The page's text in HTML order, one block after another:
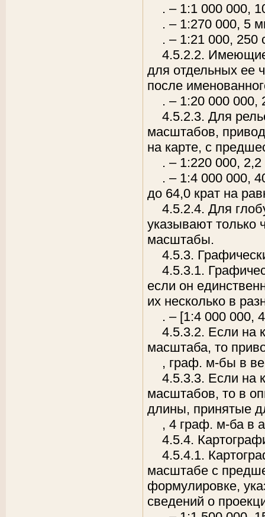
. – 1:1 000 000,
. – 1:270 000, 5
. – 1:21 000,
4.5.2.2.
для отдельных ее
после
. – 1:20 000 000,
4.5.2.3. Для
масштабов,
на карте, с
. – 1:220 000, 2,2
. – 1:4 000 000,
до 64,0 крат на
4.5.2.4. Для
указывают только
масштабы.
4.5.3.
4.5.3.1.
если он
их несколько в
. – [1:4 000 000,
4.5.3.2. Если на
масштаба, то
, граф. м-бы в
4.5.3.3. Если на
масштабов, то в
длины, принятые
, 4 граф. м-ба в
4.5.4.
4.5.4.1.
масштабе с
формулировке,
сведений о